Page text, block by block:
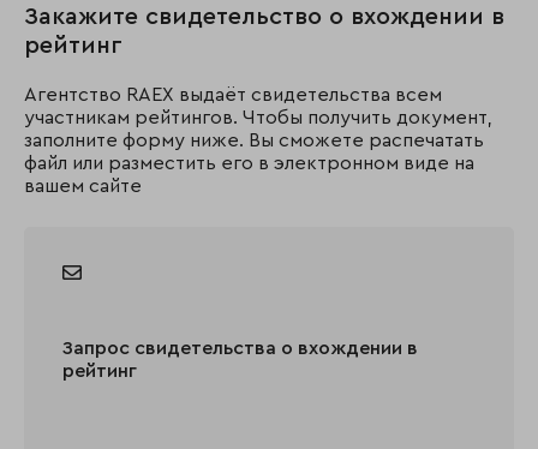
Закажите свидетельство о вхождении в
рейтинг
Агентство RAEX выдаёт свидетельства всем
участникам рейтингов. Чтобы получить документ,
заполните форму ниже. Вы сможете распечатать
файл или разместить его в электронном виде на
вашем сайте
Запрос свидетельства о вхождении в
рейтинг